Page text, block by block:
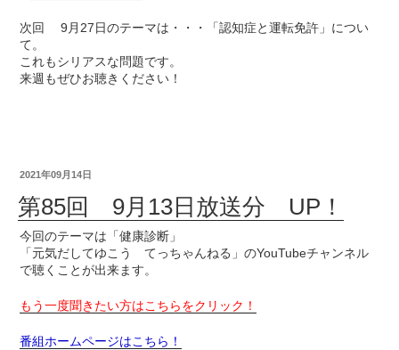
次回 9月27日のテーマは・・・「認知症と運転免許」につい
て。
これもシリアスな問題です。
来週もぜひお聴きください！
2021年09月14日
第85回 9月13日放送分 UP！
今回のテーマは「健康診断」
「元気だしてゆこう てっちゃんねる」のYouTubeチャンネル
で聴くことが出来ます。
もう一度聞きたい方はこちらをクリック！
番組ホームページはこちら！